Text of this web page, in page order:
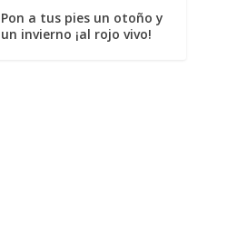
Pon a tus pies un otoño y
un invierno ¡al rojo vivo!